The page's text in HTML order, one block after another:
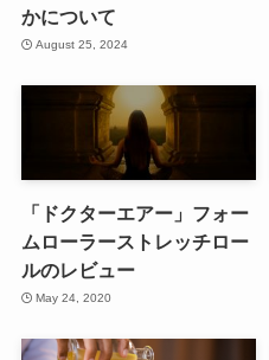
かについて
August 25, 2024
「ドクターエアー」フォー
ムローラーストレッチロー
ルのレビュー
May 24, 2020